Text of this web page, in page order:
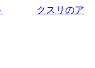
クスリのア